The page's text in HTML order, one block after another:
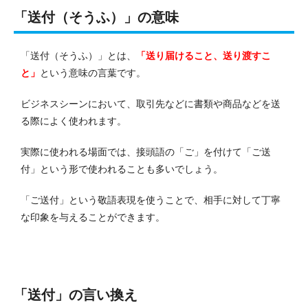
「送付（そうふ）」の意味
「送付（そうふ）」とは、
「送り届けること、送り渡すこ
と」 という意味の言葉です。
ビジネスシーンにおいて、取引先などに書類や商品などを送
る際によく使われます。
実際に使われる場面では、接頭語の「ご」を付けて「ご送
付」という形で使われることも多いでしょう。
「ご送付」という敬語表現を使うことで、相手に対して丁寧
な印象を与えることができます。
「送付」の言い換え